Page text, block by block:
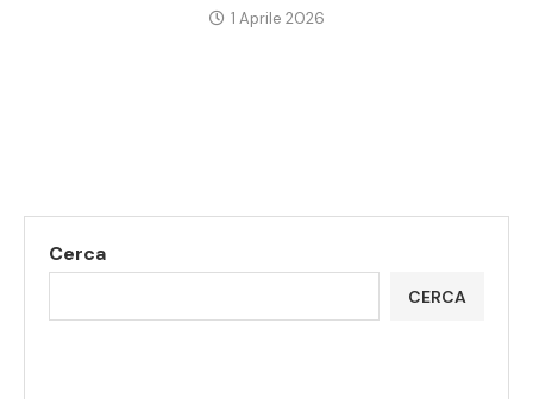
1 Aprile 2026
Cerca
CERCA